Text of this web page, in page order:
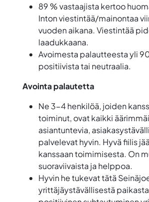
89 % vastaajista kertoo
Inton viestintää/mainontaa
vuoden aikana. Viestintää
laadukkaana.
Avoimesta palautteesta yli
positiivista tai neutraalia.
Avointa palautetta
Ne 3-4 henkilöä, joiden
toiminut, ovat kaikki
asiantuntevia,
palvelevat hyvin. Hyvä fiilis
kanssaan toimimisesta. On
suoraviivaista ja helppoa.
Hyvin he tukevat tätä
yrittäjäystävällisestä